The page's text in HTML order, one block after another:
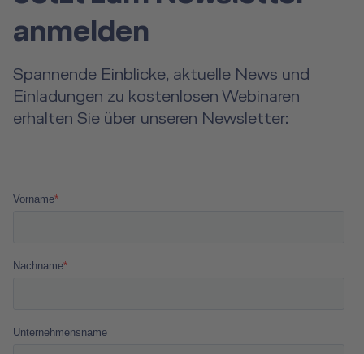
anmelden
Spannende Einblicke, aktuelle News und
Einladungen zu kostenlosen Webinaren
erhalten Sie über unseren Newsletter: